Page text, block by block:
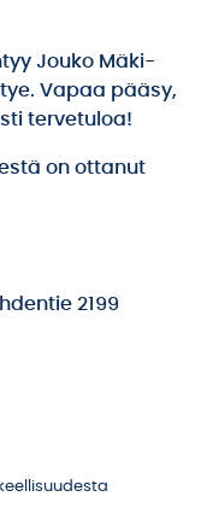
Jouko Mäki-
Vapaa pääsy,
tervetuloa!
on ottanut
2199